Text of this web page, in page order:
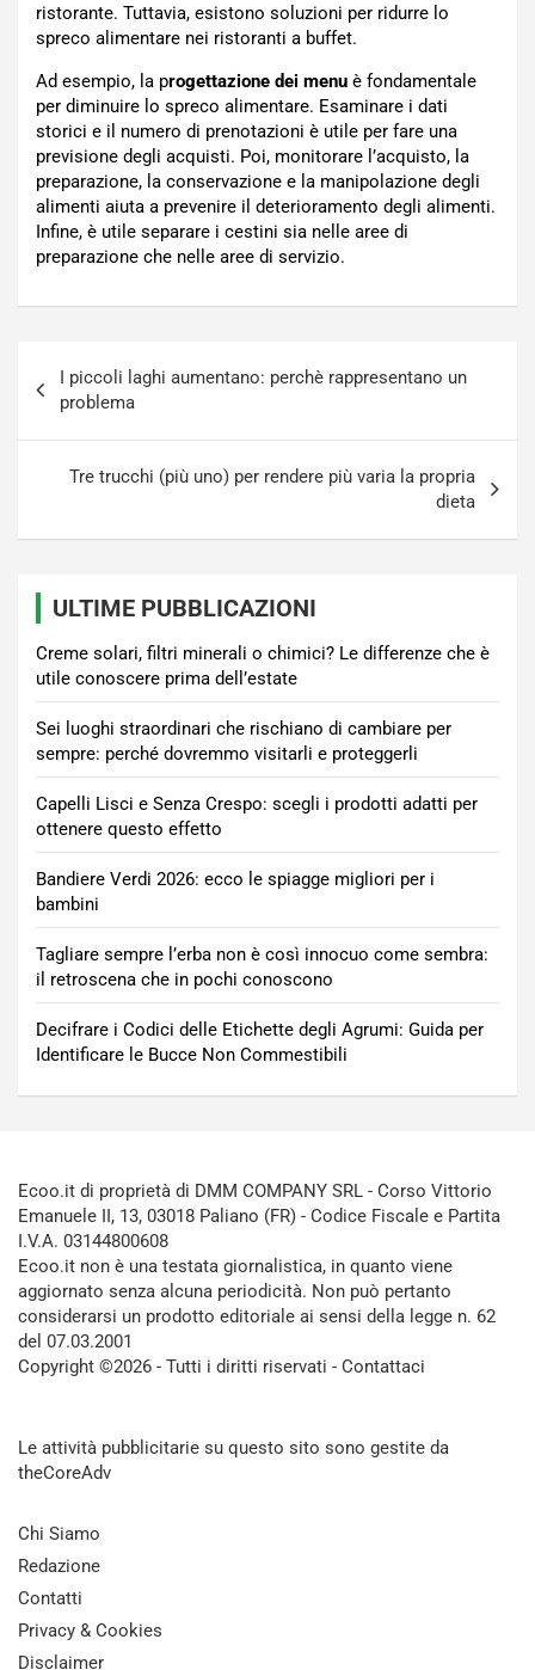
ristorante. Tuttavia, esistono soluzioni per ridurre lo
spreco alimentare nei ristoranti a buffet.
Ad esempio, la progettazione dei menu è fondamentale
per diminuire lo spreco alimentare. Esaminare i dati
storici e il numero di prenotazioni è utile per fare una
previsione degli acquisti. Poi, monitorare l’acquisto, la
preparazione, la conservazione e la manipolazione degli
alimenti aiuta a prevenire il deterioramento degli alimenti.
Infine, è utile separare i cestini sia nelle aree di
preparazione che nelle aree di servizio.
articoli
I piccoli laghi aumentano: perchè rappresentano un
problema
Tre trucchi (più uno) per rendere più varia la propria
dieta
ULTIME PUBBLICAZIONI
Creme solari, filtri minerali o chimici? Le differenze che è
utile conoscere prima dell’estate
Sei luoghi straordinari che rischiano di cambiare per
sempre: perché dovremmo visitarli e proteggerli
Capelli Lisci e Senza Crespo: scegli i prodotti adatti per
ottenere questo effetto
Bandiere Verdi 2026: ecco le spiagge migliori per i
bambini
Tagliare sempre l’erba non è così innocuo come sembra:
il retroscena che in pochi conoscono
Decifrare i Codici delle Etichette degli Agrumi: Guida per
Identificare le Bucce Non Commestibili
Ecoo.it di proprietà di DMM COMPANY SRL - Corso Vittorio
Emanuele II, 13, 03018 Paliano (FR) - Codice Fiscale e Partita
I.V.A. 03144800608
Ecoo.it non è una testata giornalistica, in quanto viene
aggiornato senza alcuna periodicità. Non può pertanto
considerarsi un prodotto editoriale ai sensi della legge n. 62
del 07.03.2001
Copyright ©2026 - Tutti i diritti riservati - Contattaci
Le attività pubblicitarie su questo sito sono gestite da
theCoreAdv
Chi Siamo
Redazione
Contatti
Privacy & Cookies
Disclaimer